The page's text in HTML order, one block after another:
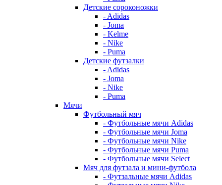
Детские сороконожки
- Adidas
- Joma
- Kelme
- Nike
- Puma
Детские футзалки
- Adidas
- Joma
- Nike
- Puma
Мячи
Футбольный мяч
- Футбольные мячи Adidas
- Футбольные мячи Joma
- Футбольные мячи Nike
- Футбольные мячи Puma
- Футбольные мячи Select
Мяч для футзала и мини-футбола
- Футзальные мячи Adidas